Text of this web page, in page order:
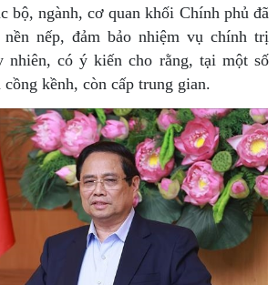
bộ, ngành, cơ quan khối Chính phủ đã
nếp, đảm bảo nhiệm vụ chính trị
nhiên, có ý kiến cho rằng, tại một số
kềnh, còn cấp trung gian.